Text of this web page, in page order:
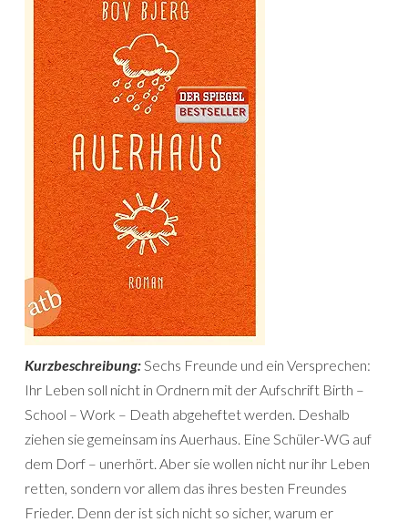
Kurzbeschreibung:Sechs Freunde und ein Versprechen:
Ihr Leben soll nicht in Ordnern mit der Aufschrift Birth –
School – Work – Death abgeheftet werden. Deshalb
ziehen sie gemeinsam ins Auerhaus. Eine Schüler-WG auf
dem Dorf – unerhört. Aber sie wollen nicht nur ihr Leben
retten, sondern vor allem das ihres besten Freundes
Frieder. Denn der ist sich nicht so sicher, warum er